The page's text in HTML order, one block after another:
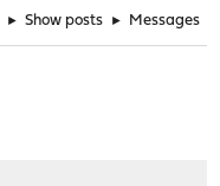
► Show posts ► Messages